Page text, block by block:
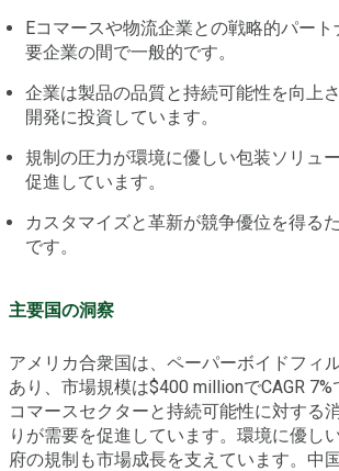
Eコマースや物流企業との戦略的パー
要企業の間で一般的です。
企業は製品の品質と持続可能性を向上
開発に投資しています。
規制の圧力が環境に優しい包装ソリュ
促進しています。
カスタマイズと革新が競争優位を得る
です。
主要国の洞察
アメリカ合衆国は、ペーパーボイドフィ
あり、市場規模は$400 millionでCAGR
コマースセクターと持続可能性に対する
りが需要を促進しています。環境に優し
府の規制も市場成長を支えています。中